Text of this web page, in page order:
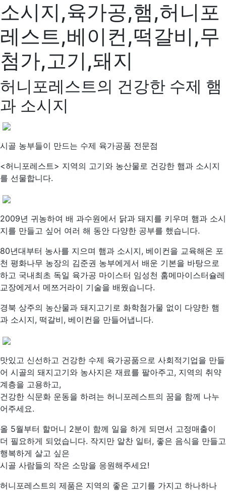
소시지,육가공,햄,허니포
레스트,베이컨,떡갈비,무
첨가,고기,돼지
허니포레스트의 건강한 수제 햄
과 소시지
시골 농부들이 만드는 수제 육가공품 전문점
<허니포레스트> 지역의 고기와 농산물로 건강한 햄과 소시지
를 선물합니다.
2009년 귀농하여 배 과수원에서 닭과 돼지를 키우며 햄과 소시
지를 만들고 싶어 여러 해 동안 다양한 공부를 했습니다.
80년대부터 농사를 지으며 햄과 소시지, 베이컨을 교육해온 포
천 평화나무 농장의 김준권 농부에게서 배운 기본을 바탕으로
하고 국내최초 독일 육가공 마이스터 임성천 훔메마이스터슐레
교장에게서 메쯔거라이 기술을 배웠습니다.
경북 상주의 농산물과 돼지고기로 화학첨가물 없이 다양한 햄
과 소시지, 떡갈비, 베이컨을 만들어냅니다.
맛있고 신선하고 건강한 수제 육가공품으로 사회적기업을 만들
어 시골의 돼지고기와 농사지은 재료를 팔아주고, 지역의 취약
계층을 고용하고,
건강한 식문화 운동을 하려는 허니포레스트의 꿈을 함께 나누
어주세요.
올 5월부터 할머니 2분이 함께 일을 하게 되면서 고정매출이
더 필요하게 되었습니다. 작지만 알찬 일터, 좋은 음식을 만들고
행복하게 살고 싶은
시골 사람들의 작은 소망을 응원해주세요!
허니포레스트의 제품은 지역의 좋은 고기를 가지고 하나하나